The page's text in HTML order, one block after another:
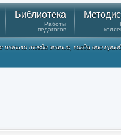
Библиотека
Работы
педагогов
только тогда знание, когда оно